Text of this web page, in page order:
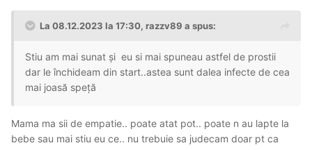
La 08.12.2023 la 17:30, razzv89 a spus:
Stiu am mai sunat și eu si mai spuneau astfel de prostii
dar le închideam din start..astea sunt dalea infecte de cea
mai joasă speță
Mama ma sii de empatie.. poate atat pot.. poate n au lapte la
bebe sau mai stiu eu ce.. nu trebuie sa judecam doar pt ca